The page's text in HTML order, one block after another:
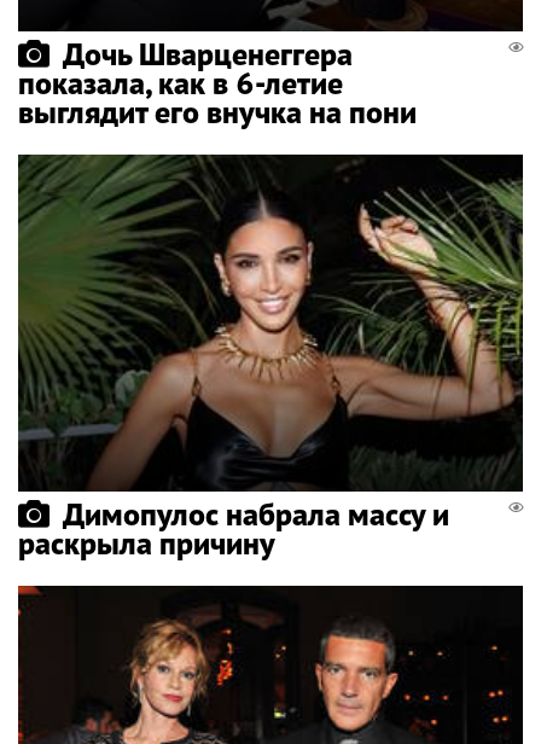
Дочь Шварценеггера
показала, как в 6-летие
выглядит его внучка на пони
Димопулос набрала массу и
раскрыла причину